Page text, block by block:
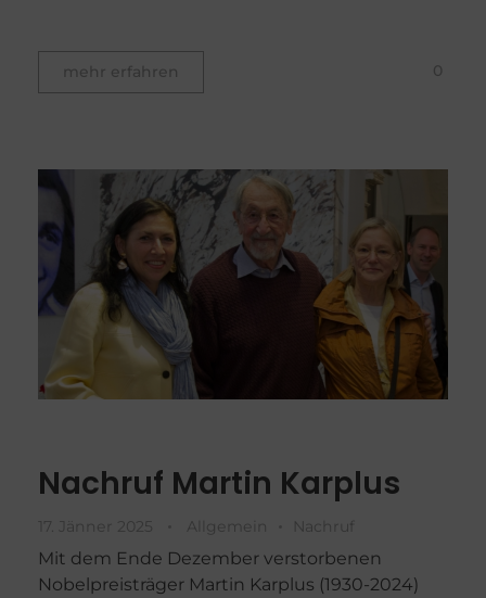
mehr erfahren 0
Nachruf Martin Karplus
17. Jänner 2025 Allgemein Nachruf
Mit dem Ende Dezember verstorbenen
Nobelpreisträger Martin Karplus (1930-2024)